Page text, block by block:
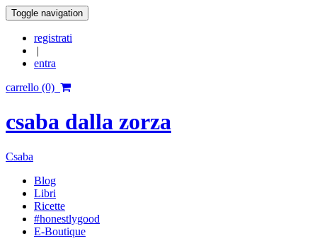
Toggle navigation
registrati
|
entra
carrello (0)
csaba dalla zorza
Csaba
Blog
Libri
Ricette
#honestlygood
E-Boutique